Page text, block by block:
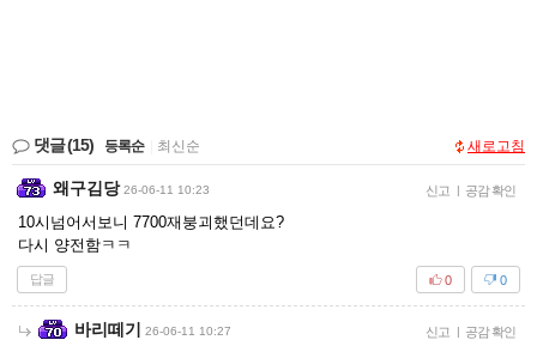
댓글(15) 등록순 최신순 새로고침
왜구김당 26-06-11 10:23 신고 공감 확인
10시넘어서보니 7700재붕괴했던데요?
다시 양전함ㅋㅋ
답글 0
0
바리떼기 26-06-11 10:27 신고 공감 확인